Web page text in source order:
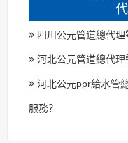
四川公元管道總代
河北公元管道總代理
河北公元ppr給水管
服務？